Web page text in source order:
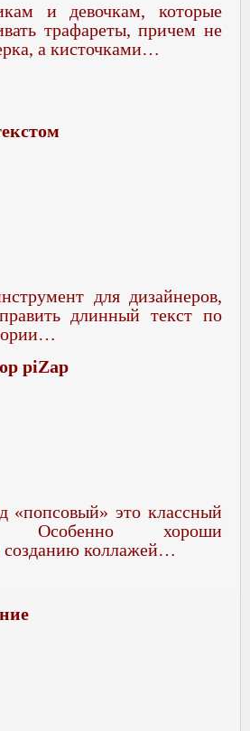
и девочкам, которые
трафареты, причем не
а кисточками…
для дизайнеров,
длинный текст по
piZap
«попсовый» это классный
Особенно хороши
созданию коллажей…